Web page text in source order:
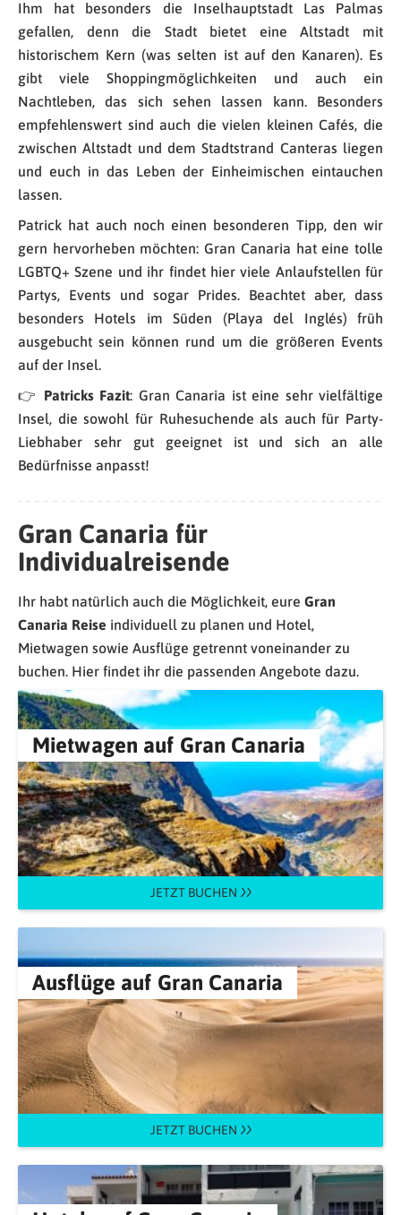
Ihm hat besonders die Inselhauptstadt Las Palmas
gefallen, denn die Stadt bietet eine Altstadt mit
historischem Kern (was selten ist auf den Kanaren). Es
gibt viele Shoppingmöglichkeiten und auch ein
Nachtleben, das sich sehen lassen kann. Besonders
empfehlenswert sind auch die vielen kleinen Cafés, die
zwischen Altstadt und dem Stadtstrand Canteras liegen
und euch in das Leben der Einheimischen eintauchen
lassen.
Patrick hat auch noch einen besonderen Tipp, den wir
gern hervorheben möchten: Gran Canaria hat eine tolle
LGBTQ+ Szene und ihr findet hier viele Anlaufstellen für
Partys, Events und sogar Prides. Beachtet aber, dass
besonders Hotels im Süden (Playa del Inglés) früh
ausgebucht sein können rund um die größeren Events
auf der Insel.
👉 Patricks Fazit: Gran Canaria ist eine sehr vielfältige
Insel, die sowohl für Ruhesuchende als auch für Party-
Liebhaber sehr gut geeignet ist und sich an alle
Bedürfnisse anpasst!
Gran Canaria für
Individualreisende
Ihr habt natürlich auch die Möglichkeit, eure Gran
Canaria Reise individuell zu planen und Hotel,
Mietwagen sowie Ausflüge getrennt voneinander zu
buchen. Hier findet ihr die passenden Angebote dazu.
Mietwagen auf Gran Canaria
JETZT BUCHEN
Ausflüge auf Gran Canaria
JETZT BUCHEN